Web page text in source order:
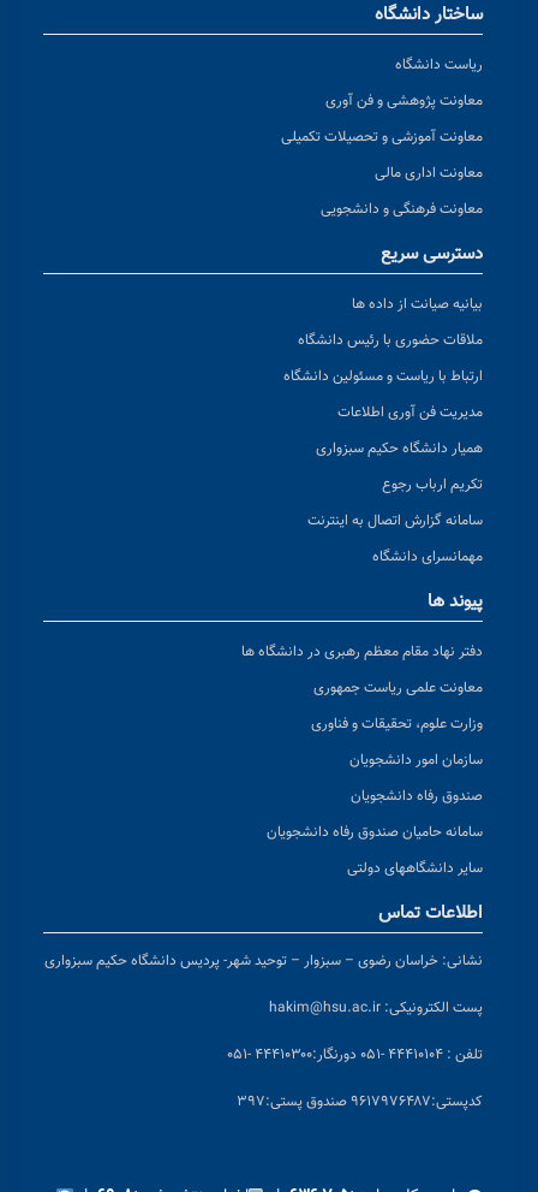
ساختار دانشگاه
ریاست دانشگاه
معاونت پژوهشی و فن آوری
معاونت آموزشی و تحصیلات تکمیلی
معاونت اداری مالی
معاونت فرهنگی و دانشجویی
دسترسی سریع
بیانیه صیانت از داده ها
ملاقات حضوری با رئیس دانشگاه
ارتباط با ریاست و مسئولین دانشگاه
مدیریت فن آوری اطلاعات
همیار دانشگاه حکیم سبزواری
تکریم ارباب رجوع
سامانه گزارش اتصال به اینترنت
مهمانسرای دانشگاه
پیوند ها
دفتر نهاد مقام معظم رهبری در دانشگاه ها
معاونت علمی ریاست جمهوری
وزارت علوم، تحقیقات و فناوری
سازمان امور دانشجویان
صندوق رفاه دانشجویان
سامانه حامیان صندوق رفاه دانشجویان
سایر دانشگاههای دولتی
اطلاعات تماس
نشانی: خراسان رضوی – سبزوار – توحید شهر- پردیس دانشگاه حکیم سبزواری
پست الکترونیکی: hakim@hsu.ac.ir
تلفن : ۴۴۴۱۰۱۰۴ -۰۵۱ دورنگار:۴۴۴۱۰۳۰۰ -۰۵۱
کدپستی:۹۶۱۷۹۷۶۴۸۷ صندوق پستی:۳۹۷